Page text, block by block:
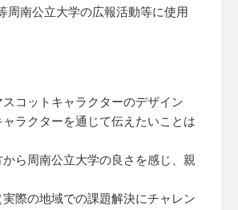
周南公立大学の広報活動等に使用
スコットキャラクターのデザイン
ラクターを通じて伝えたいことは
から周南公立大学の良さを感じ、親
実際の地域での課題解決にチャレン